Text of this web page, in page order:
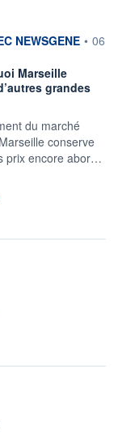
NEWSGENE • 06
Marseille
grandes
du marché
conserve
prix encore abor…